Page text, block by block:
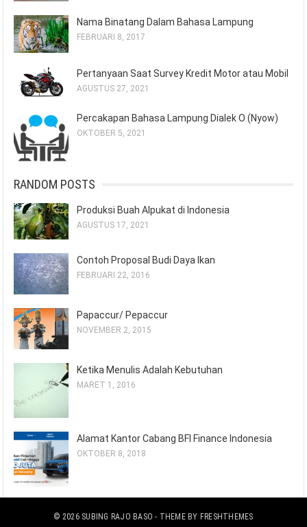
Nama Binatang Dalam Bahasa Lampung
FEBRUARI 8, 2017
Pertanyaan Saat Survey Kredit Motor atau Mobil
AGUSTUS 27, 2021
Percakapan Bahasa Lampung Dialek O (Nyow)
OKTOBER 5, 2021
RANDOM POSTS
Produksi Buah Alpukat di Indonesia
AGUSTUS 17, 2021
Contoh Proposal Budi Daya Ikan
FEBRUARI 22, 2016
Papaccur/ Pepaccur
NOVEMBER 2, 2015
Ketika Menulis Adalah Kebutuhan
MARET 1, 2016
Alamat Kantor Cabang BFI Finance Indonesia
OKTOBER 8, 2018
© 2026 SUBING RAJO BASO - THEME BY FRESHTHEMES